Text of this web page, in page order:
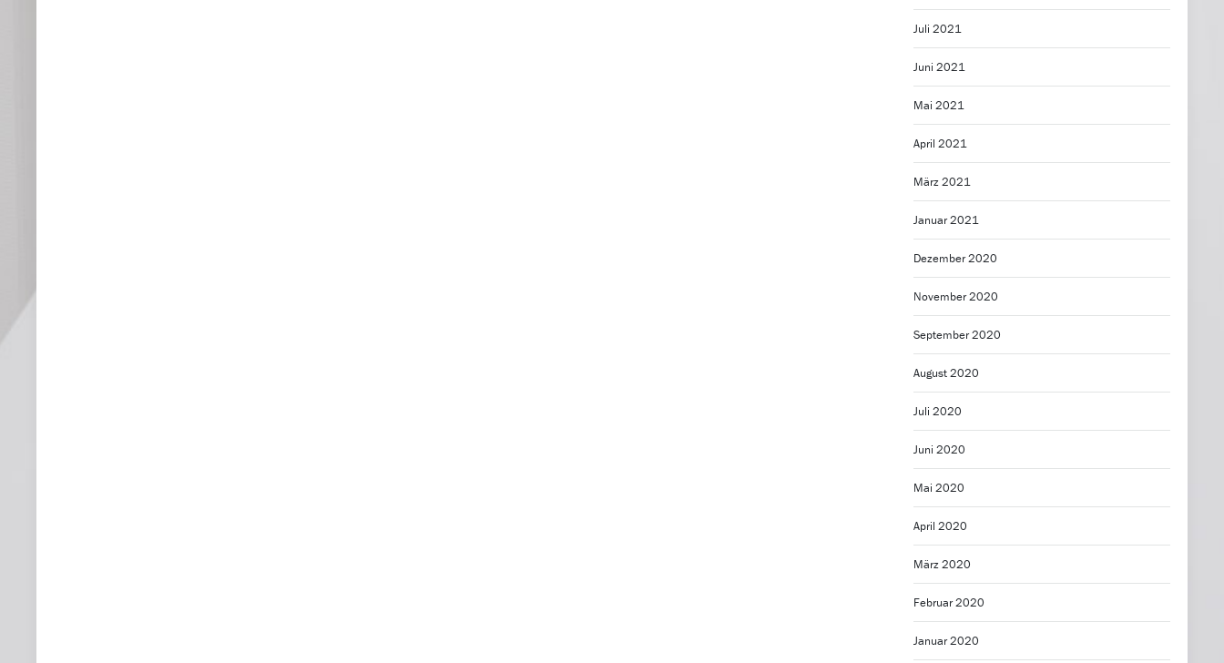
Juli 2021
Juni 2021
Mai 2021
April 2021
März 2021
Januar 2021
Dezember 2020
November 2020
September 2020
August 2020
Juli 2020
Juni 2020
Mai 2020
April 2020
März 2020
Februar 2020
Januar 2020